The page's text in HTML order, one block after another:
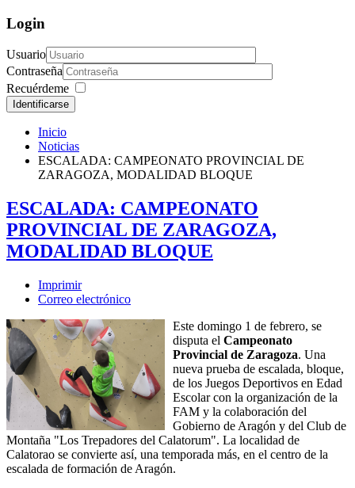
Login
Usuario
Contraseña
Recuérdeme
Identificarse
Inicio
Noticias
ESCALADA: CAMPEONATO PROVINCIAL DE
ZARAGOZA, MODALIDAD BLOQUE
ESCALADA: CAMPEONATO
PROVINCIAL DE ZARAGOZA,
MODALIDAD BLOQUE
Imprimir
Correo electrónico
Este domingo 1 de febrero, se
disputa el Campeonato
Provincial de Zaragoza. Una
nueva prueba de escalada, bloque,
de los Juegos Deportivos en Edad
Escolar con la organización de la
FAM y la colaboración del
Gobierno de Aragón y del Club de
Montaña "Los Trepadores del Calatorum". La localidad de
Calatorao se convierte así, una temporada más, en el centro de la
escalada de formación de Aragón.